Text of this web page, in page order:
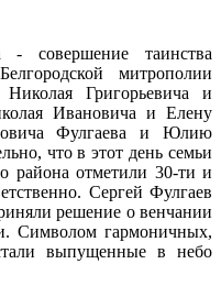
- совершение таинства
митрополии
Григорьевича и
Ивановича и Елену
Фулгаева и Юлию
что в этот день семьи
района отметили 30-ти и
Сергей Фулгаев
решение о венчании
Символом гармоничных,
выпущенные в небо